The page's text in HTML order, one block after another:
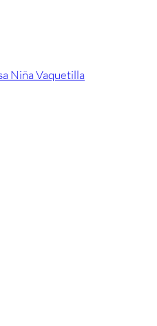
Niña Vaquetilla